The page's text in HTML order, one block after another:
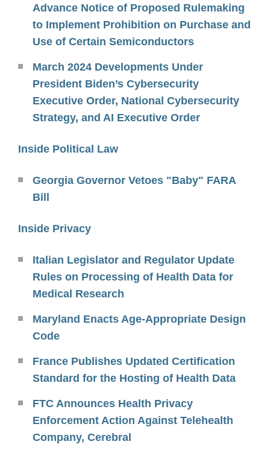
Advance Notice of Proposed Rulemaking
to Implement Prohibition on Purchase and
Use of Certain Semiconductors
March 2024 Developments Under
President Biden’s Cybersecurity
Executive Order, National Cybersecurity
Strategy, and AI Executive Order
Inside Political Law
Georgia Governor Vetoes "Baby" FARA
Bill
Inside Privacy
Italian Legislator and Regulator Update
Rules on Processing of Health Data for
Medical Research
Maryland Enacts Age-Appropriate Design
Code
France Publishes Updated Certification
Standard for the Hosting of Health Data
FTC Announces Health Privacy
Enforcement Action Against Telehealth
Company, Cerebral